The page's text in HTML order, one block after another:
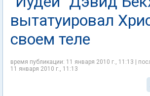
вытатуировал
своем теле
время публикации: 11 января 2010 г., 11:13 |
11 января 2010 г., 11:13